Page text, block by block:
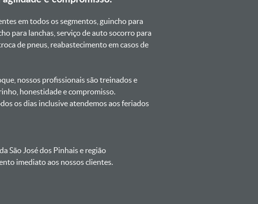
em todos os segmentos, guincho para
para lanchas, serviço de auto socorro para
de pneus, reabastecimento em casos de
nossos profissionais são treinados e
honestidade e compromisso.
os dias inclusive atendemos aos feriados
São José dos Pinhais e região
imediato aos nossos clientes.